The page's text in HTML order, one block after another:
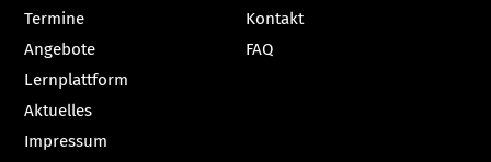
Termine
Angebote
Lernplattform
Aktuelles
Kontakt
FAQ
Impressum